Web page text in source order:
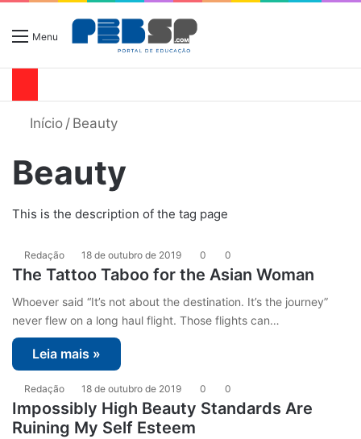
Menu
Início / Beauty
Beauty
This is the description of the tag page
Redação 18 de outubro de 2019 0 0
The Tattoo Taboo for the Asian Woman
Whoever said “It’s not about the destination. It’s the journey”
never flew on a long haul flight. Those flights can…
Leia mais »
Redação 18 de outubro de 2019 0 0
Impossibly High Beauty Standards Are
Ruining My Self Esteem